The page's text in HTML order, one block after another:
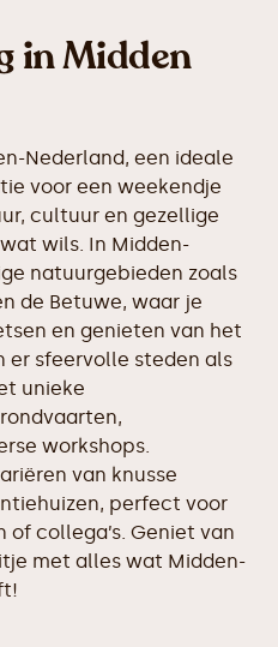
in Midden
Nederland, een ideale
voor een weekendje
cultuur en gezellige
wils. In Midden-
natuurgebieden zoals
de Betuwe, waar je
en genieten van het
er sfeervolle steden als
unieke
workshops.
van knusse
perfect voor
collega’s. Geniet van
met alles wat Midden-